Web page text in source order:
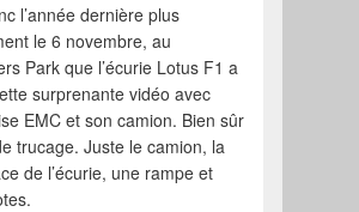
l’année dernière plus
le 6 novembre, au
Park que l’écurie Lotus F1 a
surprenante vidéo avec
EMC et son camion. Bien sûr
trucage. Juste le camion, la
de l’écurie, une rampe et